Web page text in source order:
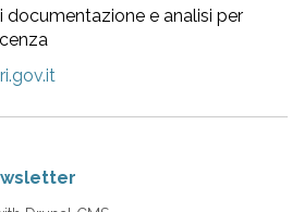
documentazione e analisi per